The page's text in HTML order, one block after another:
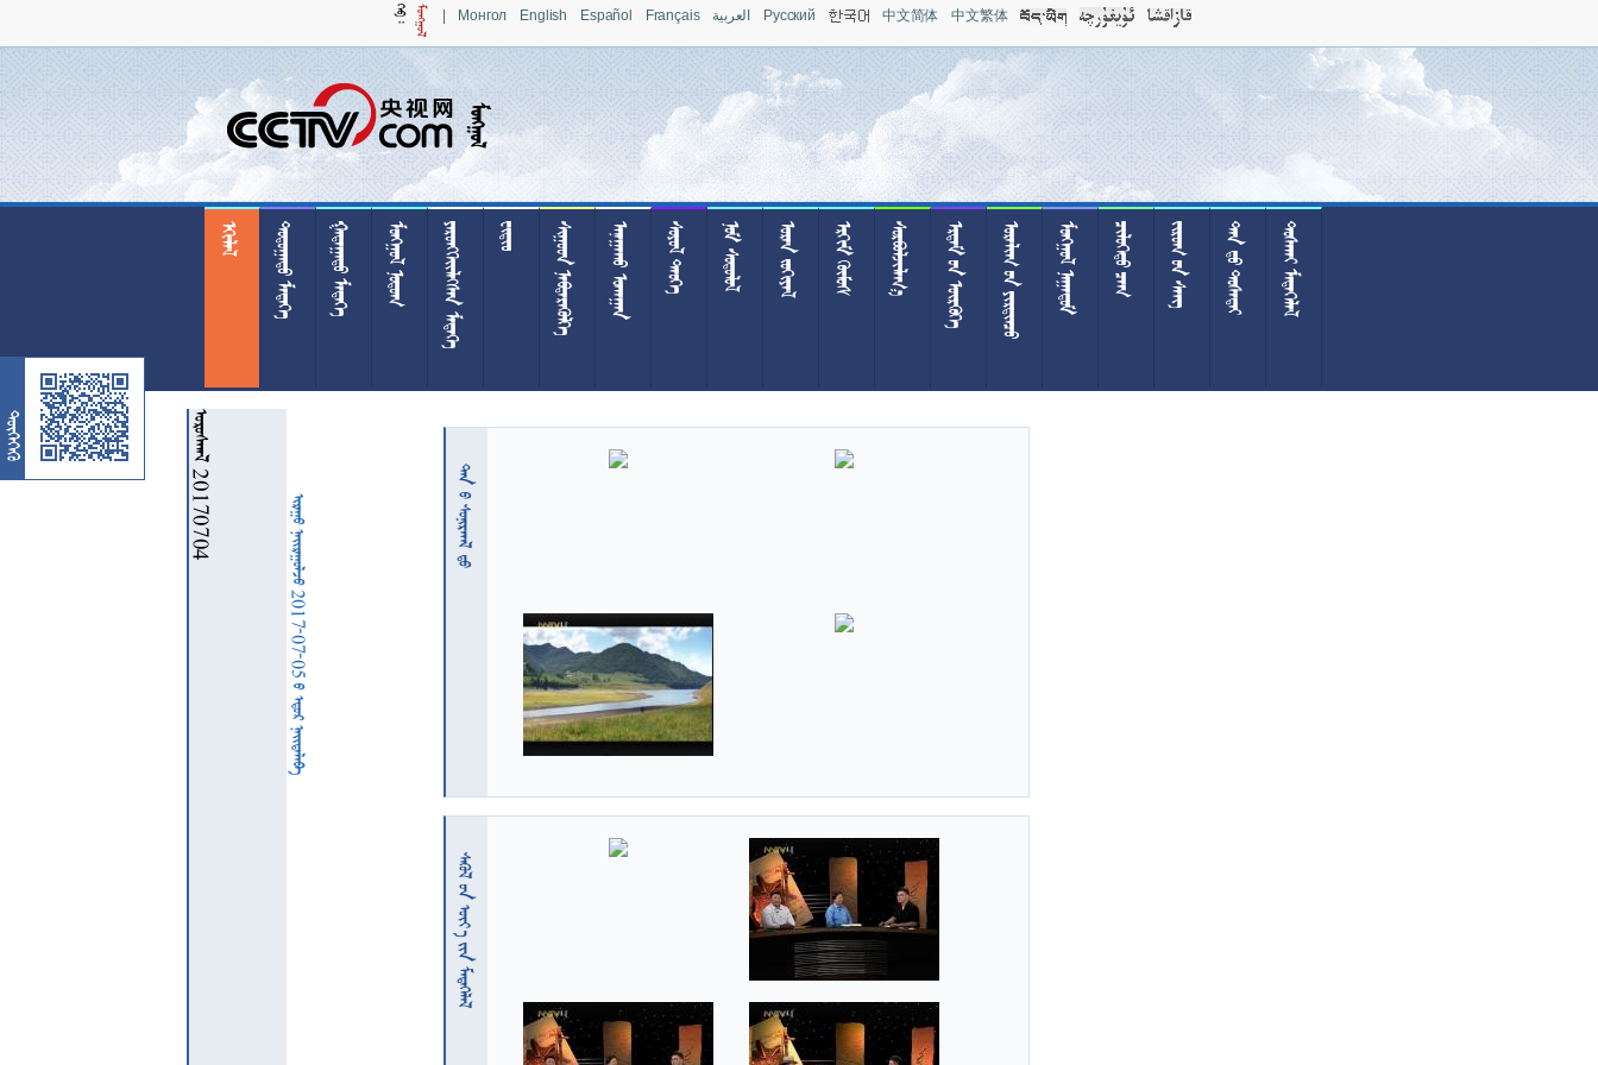
| Монгол English Español Français العربية Pусский 中文简体 中文繁体
                                        
  20170704   2017-07-05     
  